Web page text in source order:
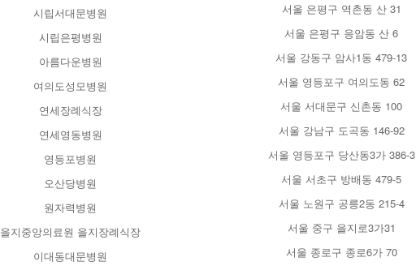
시립서대문병원 서울 은평구 역촌동 산 31
시립은평병원 서울 은평구 응암동 산 6
아름다운병원 서울 강동구 암사1동 479-13
여의도성모병원 서울 영등포구 여의도동 62
연세장례식장 서울 서대문구 신촌동 100
연세영동병원 서울 강남구 도곡동 146-92
영등포병원 서울 영등포구 당산동3가 386-3
오산당병원 서울 서초구 방배동 479-5
원자력병원 서울 노원구 공릉2동 215-4
을지중앙의료원 을지장례식장 서울 중구 을지로3가31
이대동대문병원 서울 종로구 종로6가 70